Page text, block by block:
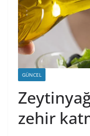
GÜNCEL
zehir